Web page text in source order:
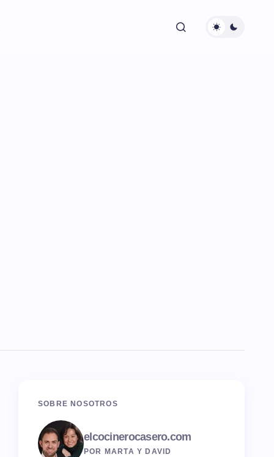
SOBRE NOSOTROS
elcocinerocasero.com
POR MARTA Y DAVID